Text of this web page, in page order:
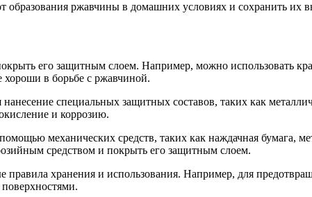
образования ржавчины в домашних условиях и сохранить их
его защитным слоем. Например, можно использовать
в борьбе с ржавчиной.
специальных защитных составов, таких как
и коррозию.
механических средств, таких как наждачная бумага,
средством и покрыть его защитным слоем.
хранения и использования. Например, для